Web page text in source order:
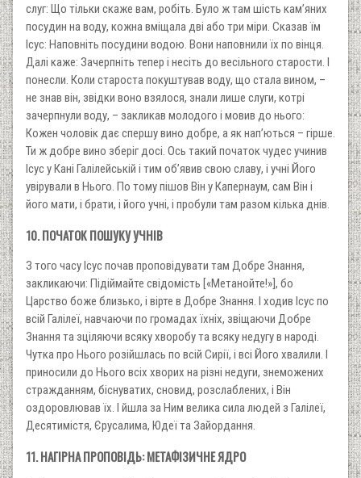
слуг: Що тільки скаже вам, робіть. Було ж там шість кам’яних
посудин на воду, кожна вміщала дві або три міри. Сказав їм
Ісус: Наповніть посудини водою. Вони наповнили їх по вінця.
Далі каже: Зачерпніть тепер і несіть до весільного старости. І
понесли. Коли староста покуштував воду, що стала вином, –
не знав він, звідки воно взялося, знали лише слуги, котрі
зачерпнули воду, – закликав молодого і мовив до нього:
Кожен чоловік дає спершу вино добре, а як нап’ються – гірше.
Ти ж добре вино зберіг досі. Ось такий початок чудес учинив
Ісус у Кані Галілейській і тим об’явив свою славу, і учні Його
увірували в Нього. По тому пішов Він у Капернаум, сам Він і
його мати, і брати, і його учні, і пробули там разом кілька днів.
10. ПОЧАТОК ПОШУКУ УЧНІВ
З того часу Ісус почав проповідувати там Добре Знання,
закликаючи: Підіймайте свідомість [«Метанойте!»], бо
Царство боже близько, і вірте в Добре Знання. І ходив Ісус по
всій Галілеї, навчаючи по громадах їхніх, звіщаючи Добре
Знання та зціляючи всяку хворобу та всяку недугу в народі.
Чутка про Нього розійшлась по всій Сирії, і всі Його хвалили. І
приносили до Нього всіх хворих на різні недуги, знеможених
стражданням, біснуватих, сновид, розслаблених, і Він
оздоровлював їх. І йшла за Ним велика сила людей з Галілеї,
Десятимістя, Єрусалима, Юдеї та Зайордання.
11. НАГІРНА ПРОПОВІДЬ: МЕТАФІЗИЧНЕ ЯДРО